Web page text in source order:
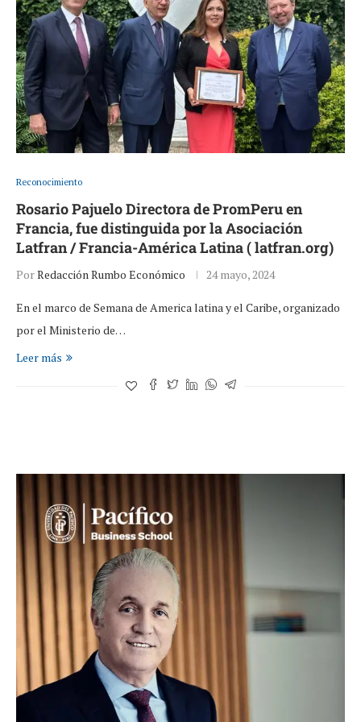
Reconocimiento
Rosario Pajuelo Directora de PromPeru en
Francia, fue distinguida por la Asociación
Latfran / Francia-América Latina ( latfran.org)
PorRedacción Rumbo Económico 24 mayo, 2024
En el marco de Semana de America latina y el Caribe, organizado
por el Ministerio de…
Leer más